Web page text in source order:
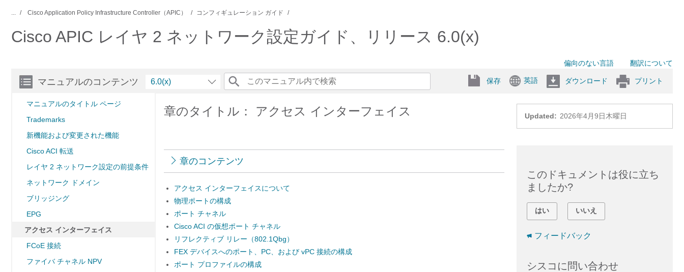
... Cisco Application Policy Infrastructure Controller（APIC） コンフィギュレーション ガイド
Cisco APIC レイヤ 2 ネットワーク設定ガイド、リリース 6.0(x)
偏向のない言語 翻訳について
マニュアルのコンテンツ
マニュアルのタイトル ページ
Trademarks
新機能および変更された機能
Cisco ACI 転送
レイヤ 2 ネットワーク設定の前提条件
ネットワーク ドメイン
ブリッジング
EPG
アクセス インターフェイス
FCoE 接続
ファイバ チャネル NPV
6.0(x) 保存 英語 ダウンロード プリント
Updated: 2026年4月9日木曜日
章のタイトル： アクセス インターフェイス
章のコンテンツ
アクセス インターフェイスについて
物理ポートの構成
ポート チャネル
Cisco ACI の仮想ポート チャネル
リフレクティブ リレー（802.1Qbg）
FEX デバイスへのポート、PC、および vPC 接続の構成
ポート プロファイルの構成
このドキュメントは役に立ち
ましたか?
はい いいえ
フィードバック
シスコに問い合わせ